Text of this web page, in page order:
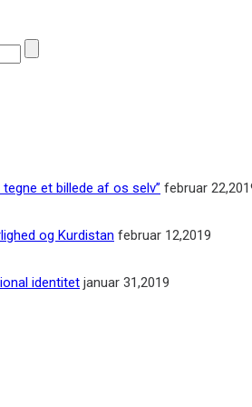
et billede af os selv” februar
og Kurdistan februar 12,2019
identitet januar 31,2019